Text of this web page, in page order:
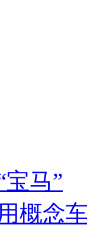
马”
概念